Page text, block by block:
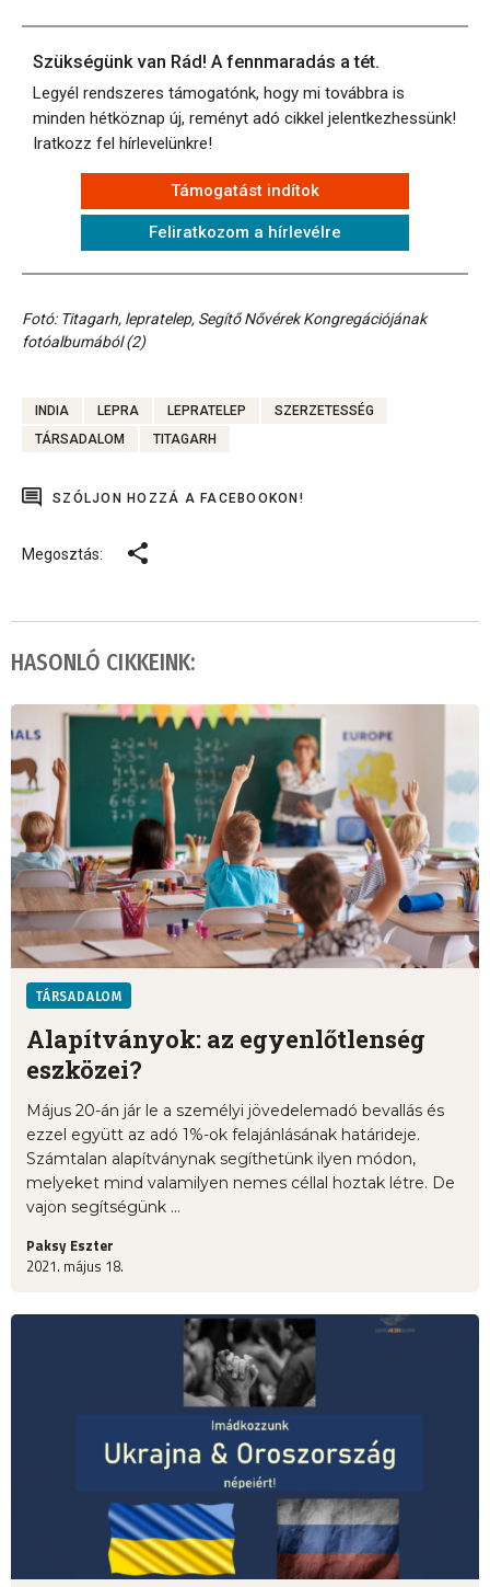
Szükségünk van Rád! A fennmaradás a tét.
Legyél rendszeres támogatónk, hogy mi továbbra is
minden hétköznap új, reményt adó cikkel jelentkezhessünk!
Iratkozz fel hírlevelünkre!
Támogatást indítok
Feliratkozom a hírlevélre
Fotó: Titagarh, lepratelep, Segítő Nővérek Kongregációjának
fotóalbumából (2)
INDIA LEPRA LEPRATELEP
SZERZETESSÉG
TÁRSADALOM
TITAGARH
SZÓLJON HOZZÁ A FACEBOOKON!
Megosztás:
HASONLÓ CIKKEINK:
TÁRSADALOM
Alapítványok: az egyenlőtlenség
eszközei?
Május 20-án jár le a személyi jövedelemadó bevallás és
ezzel együtt az adó 1%-ok felajánlásának határideje.
Számtalan alapítványnak segíthetünk ilyen módon,
melyeket mind valamilyen nemes céllal hoztak létre. De
vajon segítségünk ...
Paksy Eszter
2021. május 18.